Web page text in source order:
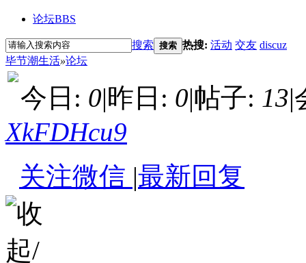
论坛BBS
搜索 搜索 热搜: 活动 交友 discuz
毕节潮生活»论坛
今日: 0|昨日: 0|帖子: 13|
XkFDHcu9
关注微信 |最新回复